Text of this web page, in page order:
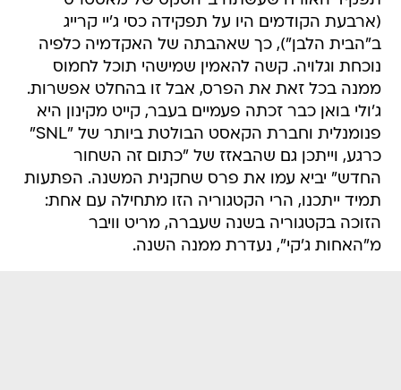
(ארבעת הקודמים היו על תפקידה כסי ג'יי קרייג
ב"הבית הלבן"), כך שאהבתה של האקדמיה כלפיה
נוכחת וגלויה. קשה להאמין שמישהי תוכל לחמוס
ממנה בכל זאת את הפרס, אבל זו בהחלט אפשרות.
ג'ולי בואן כבר זכתה פעמיים בעבר, קייט מקינון היא
פנומנלית וחברת הקאסט הבולטת ביותר של "SNL"
כרגע, וייתכן גם שהבאזז של "כתום זה השחור
החדש" יביא עמו את פרס שחקנית המשנה. הפתעות
תמיד ייתכנו, הרי הקטגוריה הזו מתחילה עם אחת:
הזוכה בקטגוריה בשנה שעברה, מריט וויבר
מ"האחות ג'קי", נעדרת ממנה השנה.